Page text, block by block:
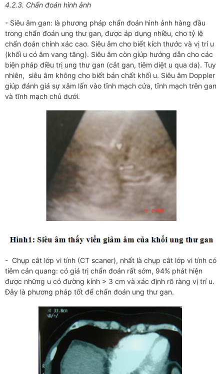
4.2.3. Chẩn đoán hình ảnh
- Siêu âm gan: là phương pháp chẩn đoán hình ảnh hàng đầu
trong chẩn đoán ung thư gan, được áp dụng nhiều, cho tỷ lệ
chẩn đoán chính xác cao. Siêu âm cho biết kích thước và vị trí u
(khối u có âm vang tăng). Siêu âm còn giúp hướng dẫn cho các
biện pháp điều trị ung thư gan (cắt gan, tiêm diệt u qua da). Tuy
nhiên, siêu âm không cho biết bản chất khối u. Siêu âm Doppler
giúp đánh giá sự xâm lấn vào tĩnh mạch cửa, tĩnh mạch trên gan
và tĩnh mạch chủ dưới.
- Chụp cắt lớp vi tính (CT scaner), nhất là chụp cắt lớp vi tính có
tiêm cản quang: có giá trị chẩn đoán rất sớm, 94% phát hiện
được những u có đường kính > 3 cm và xác định rõ ràng vị trí u.
Đây là phương pháp tốt để chẩn đoán ung thư gan.